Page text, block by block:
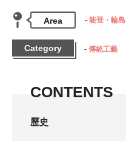
Area 能登・輪島
Category 傳統工藝
CONTENTS
歷史